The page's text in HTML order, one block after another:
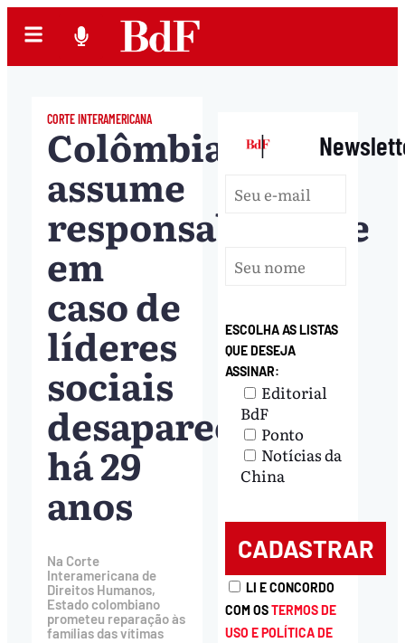
CORTE INTERAMERICANA
Colômbia
assume
responsabilidade
em
caso de
líderes
sociais
desaparecidos
há 29
anos
Na Corte
Interamericana de
Direitos Humanos,
Estado colombiano
prometeu reparação às
famílias das vítimas
|
ESCOLHA AS LISTAS
QUE DESEJA
ASSINAR:
Editorial
BdF
Ponto
Notícias da
China
LI E CONCORDO
COM OSTERMOS DE
USO E POLÍTICA DE